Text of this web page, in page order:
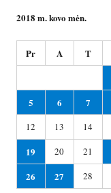
2018 m. kovo mėn.
Pr A T
5 6 7
12
13 14
19 20 21
26 27 28